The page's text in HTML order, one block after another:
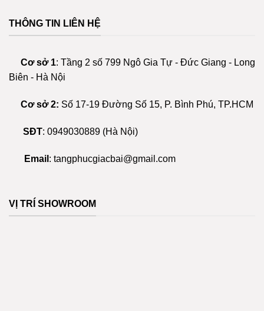
có
Các
có
được
trên
THÔNG TIN LIÊN HỆ
Cơ sở 1: Tầng 2 số 799 Ngô Gia Tự - Đức Giang - Long
Biên - Hà Nội
Cơ sở 2: Số 17-19 Đường Số 15, P. Bình Phú, TP.HCM
SĐT: 0949030889 (Hà Nội)
Email : tangphucgiacbai@gmail.com
VỊ TRÍ SHOWROOM